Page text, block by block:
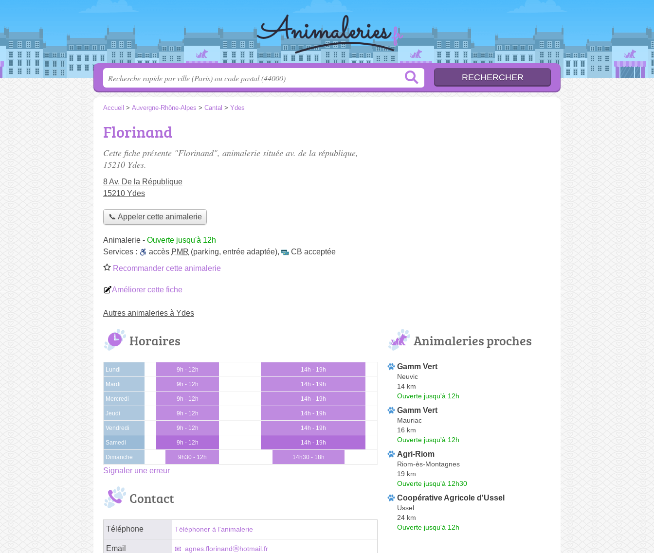
Accueil > Auvergne-Rhône-Alpes > Cantal > Ydes
Florinand
Cette fiche présente "Florinand", animalerie située av. de la république,
15210 Ydes.
8 Av. De la République
15210 Ydes
📞 Appeler cette animalerie
Animalerie - Ouverte jusqu'à 12h
Services :
accès PMR (parking, entrée adaptée),
CB acceptée
Recommander cette animalerie
Améliorer cette fiche
Autres animaleries à Ydes
Horaires
Lundi 9h - 12h 14h - 19h
Mardi 9h - 12h 14h - 19h
Mercredi 9h - 12h 14h - 19h
Jeudi 9h - 12h 14h - 19h
Vendredi 9h - 12h 14h - 19h
Samedi 9h - 12h 14h - 19h
Dimanche 9h30 - 12h 14h30 - 18h
Signaler une erreur
Contact
Téléphone Téléphoner à l'animalerie
Email agnes.florinandⓐhotmail.fr
Animaleries proches
Gamm Vert
Neuvic
14 km
Ouverte jusqu'à 12h
Gamm Vert
Mauriac
16 km
Ouverte jusqu'à 12h
Agri-Riom
Riom-ès-Montagnes
19 km
Ouverte jusqu'à 12h30
Coopérative Agricole d'Ussel
Ussel
24 km
Ouverte jusqu'à 12h